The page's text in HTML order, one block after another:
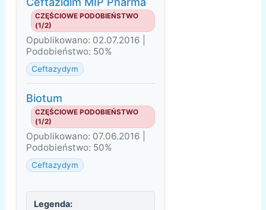
CZĘŚCIOWE PODOBIEŃSTWO
(1/2)
Opublikowano: 02.07.2016 |
Podobieństwo: 50%
Ceftazydym
Biotum
CZĘŚCIOWE PODOBIEŃSTWO
(1/2)
Opublikowano: 07.06.2016 |
Podobieństwo: 50%
Ceftazydym
Legenda: